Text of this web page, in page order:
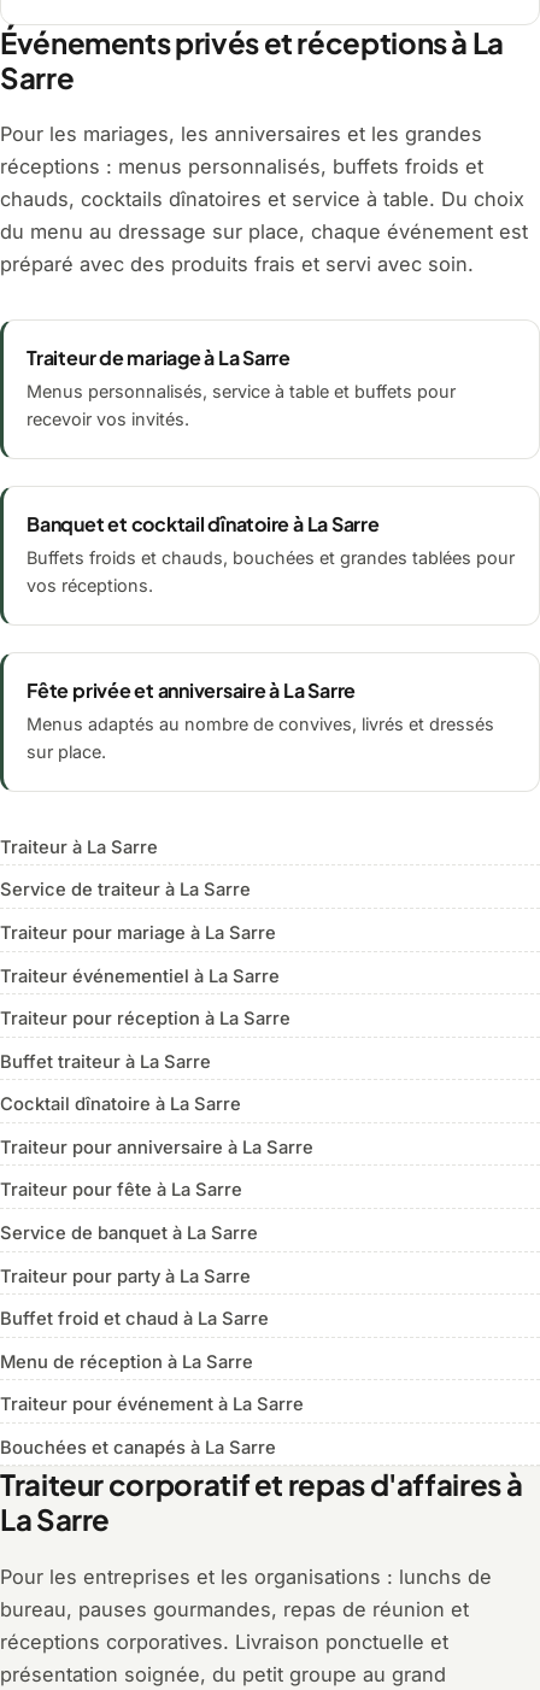
Événements privés et réceptions à La
Sarre
Pour les mariages, les anniversaires et les grandes
réceptions : menus personnalisés, buffets froids et
chauds, cocktails dînatoires et service à table. Du choix
du menu au dressage sur place, chaque événement est
préparé avec des produits frais et servi avec soin.
Traiteur de mariage à La Sarre
Menus personnalisés, service à table et buffets pour
recevoir vos invités.
Banquet et cocktail dînatoire à La Sarre
Buffets froids et chauds, bouchées et grandes tablées pour
vos réceptions.
Fête privée et anniversaire à La Sarre
Menus adaptés au nombre de convives, livrés et dressés
sur place.
Traiteur à La Sarre
Service de traiteur à La Sarre
Traiteur pour mariage à La Sarre
Traiteur événementiel à La Sarre
Traiteur pour réception à La Sarre
Buffet traiteur à La Sarre
Cocktail dînatoire à La Sarre
Traiteur pour anniversaire à La Sarre
Traiteur pour fête à La Sarre
Service de banquet à La Sarre
Traiteur pour party à La Sarre
Buffet froid et chaud à La Sarre
Menu de réception à La Sarre
Traiteur pour événement à La Sarre
Bouchées et canapés à La Sarre
Traiteur corporatif et repas d'affaires à
La Sarre
Pour les entreprises et les organisations : lunchs de
bureau, pauses gourmandes, repas de réunion et
réceptions corporatives. Livraison ponctuelle et
présentation soignée, du petit groupe au grand